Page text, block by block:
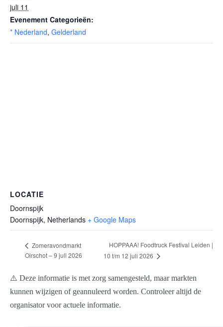
juli 11
Evenement Categorieën:
* Nederland, Gelderland
LOCATIE
Doornspijk
Doornspijk, Netherlands + Google Maps
Zomeravondmarkt
Oirschot – 9 juli 2026
HOPPAAA! Foodtruck Festival Leiden |
10 t/m 12 juli 2026
⚠️ Deze informatie is met zorg samengesteld, maar markten
kunnen wijzigen of geannuleerd worden. Controleer altijd de
organisator voor actuele informatie.